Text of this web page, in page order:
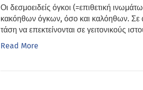
Οι δεσμοειδείς όγκοι (=επιθετική
κακόηθων όγκων, όσο και καλόηθων. Σε
τάση να επεκτείνονται σε γειτονικούς
Read More